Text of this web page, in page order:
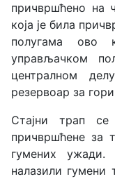
причвршћено на
која је била
полугама ово
управљачком
централном
резервоар за
Стајни трап
причвршћене за
гумених
налазили гумени